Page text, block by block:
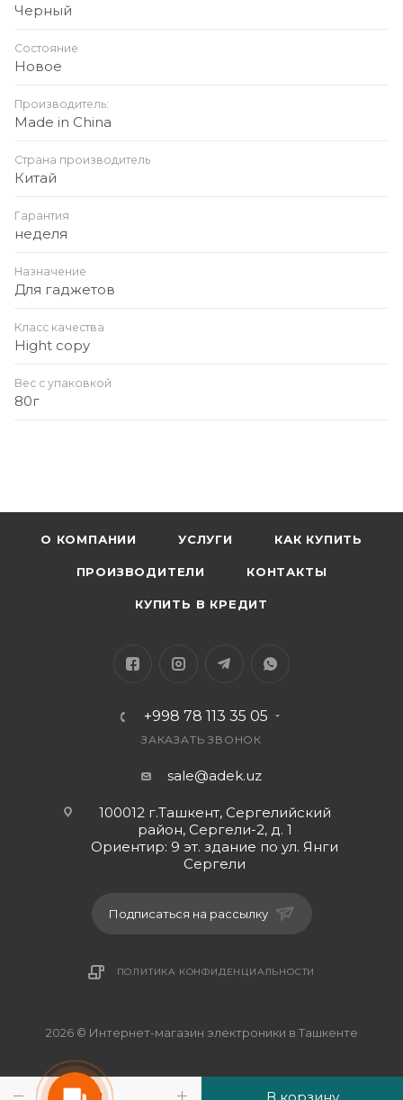
Черный
Состояние
Новое
Производитель:
Made in China
Страна производитель
Китай
Гарантия
неделя
Назначение
Для гаджетов
Класс качества
Hight copy
Вес с упаковкой
80г
О КОМПАНИИ УСЛУГИ КАК КУПИТЬ
ПРОИЗВОДИТЕЛИ КОНТАКТЫ
КУПИТЬ В КРЕДИТ
+998 78 113 35 05
ЗАКАЗАТЬ ЗВОНОК
sale@adek.uz
100012 г.Ташкент, Сергелийский
район, Сергели-2, д. 1
Ориентир: 9 эт. здание по ул. Янги
Сергели
Подписаться на рассылку
ПОЛИТИКА КОНФИДЕНЦИАЛЬНОСТИ
2026 © Интернет-магазин электроники в Ташкенте